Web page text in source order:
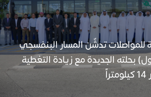
تدشّن المسار البنفسجي
بحلته الجديدة مع زيادة التغطية